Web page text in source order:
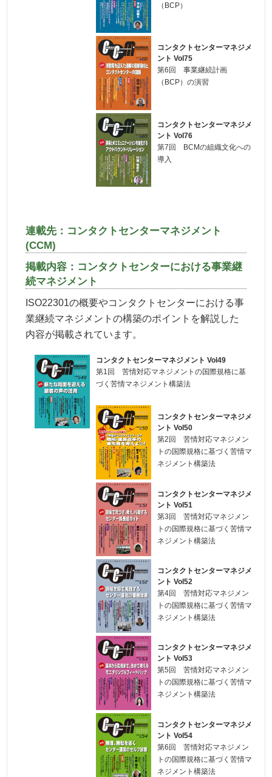
（BCP）
コンタクトセンターマネジメ
ント Vol75
第6回 事業継続計画
（BCP）の演習
コンタクトセンターマネジメ
ント Vol76
第7回 BCMの組織文化への
導入
連載先：コンタクトセンターマネジメント
(CCM)
掲載内容：コンタクトセンターにおける事業継
続マネジメント
ISO22301の概要やコンタクトセンターにおける事
業継続マネジメントの構築のポイントを解説した
内容が掲載されています。
コンタクトセンターマネジメント Vol49
第1回 苦情対応マネジメントの国際規格に基
づく苦情マネジメント構築法
コンタクトセンターマネジメ
ント Vol50
第2回 苦情対応マネジメン
トの国際規格に基づく苦情マ
ネジメント構築法
コンタクトセンターマネジメ
ント Vol51
第3回 苦情対応マネジメン
トの国際規格に基づく苦情マ
ネジメント構築法
コンタクトセンターマネジメ
ント Vol52
第4回 苦情対応マネジメン
トの国際規格に基づく苦情マ
ネジメント構築法
コンタクトセンターマネジメ
ント Vol53
第5回 苦情対応マネジメン
トの国際規格に基づく苦情マ
ネジメント構築法
コンタクトセンターマネジメ
ント Vol54
第6回 苦情対応マネジメン
トの国際規格に基づく苦情マ
ネジメント構築法